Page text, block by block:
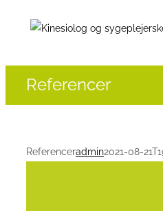
Referencer
Referenceradmin2021-08-